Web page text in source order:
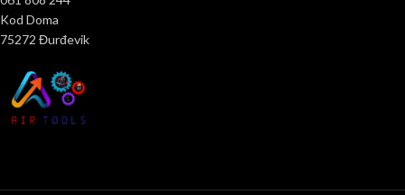
Kod Doma
75272 Đurđevik